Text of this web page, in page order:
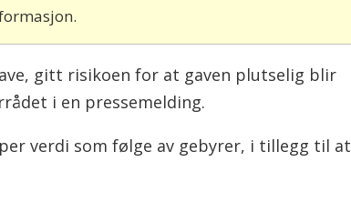
gitt risikoen for at gaven plutselig blir
i en pressemelding.
verdi som følge av gebyrer, i tillegg til at